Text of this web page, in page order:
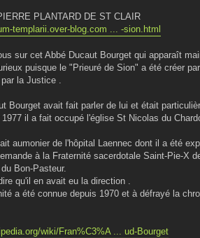
PLANTARD DE ST CLAIR
templarii.over-blog.com ... -sion.html
sur cet Abbé Ducaut Bourget qui apparaît
puisque le "Prieuré de Sion" a été créer
la Justice .
Bourget avait fait parler de lui et était
1977 il a fait occupé l'église St Nicolas du
aumonier de l'hôpital Laennec dont il a été
à la Fraternité sacerdotale Saint-Pie-X
Bon-Pasteur.
qu'il en avait eu la direction .
a été connue depuis 1970 et à défrayé la
wiki/Fran%C3%A ... ud-Bourget